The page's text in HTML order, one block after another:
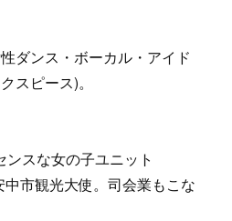
ダンス・ボーカル・アイド
スピース)。
スな女の子ユニット
中市観光大使。司会業もこな